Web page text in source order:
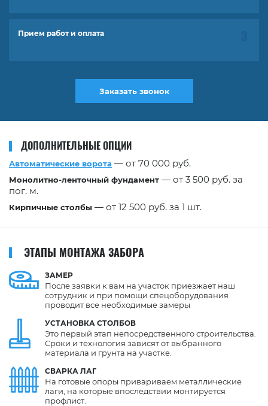
Прием работ и оплата
Заказать звонок
ДОПОЛНИТЕЛЬНЫЕ ОПЦИИ
Автоматические ворота — от 70 000 руб.
Монолитно-ленточный фундамент — от 3 500 руб. за
пог. м.
Кирпичные столбы — от 12 500 руб. за 1 шт.
ЭТАПЫ МОНТАЖА ЗАБОРА
ЗАМЕР
УСТАНОВКА СТОЛБОВ
СВАРКА ЛАГ
После заявки к вам на участок приезжает наш
сотрудник и при помощи спецоборудования
проводит все необходимые замеры
Это первый этап непосредственного строительства.
Сроки и технология зависят от выбранного
материала и грунта на участке.
На готовые опоры привариваем металлические
лаги, на которые впоследствии монтируется
профлист.